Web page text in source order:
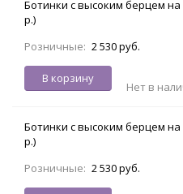
Ботинки с высоким берцем
р.)
Розничные: 2 530 руб.
В корзину
Нет в
Ботинки с высоким берцем
р.)
Розничные: 2 530 руб.